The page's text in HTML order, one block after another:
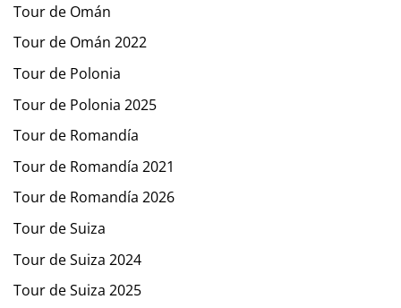
Tour de Omán
Tour de Omán 2022
Tour de Polonia
Tour de Polonia 2025
Tour de Romandía
Tour de Romandía 2021
Tour de Romandía 2026
Tour de Suiza
Tour de Suiza 2024
Tour de Suiza 2025